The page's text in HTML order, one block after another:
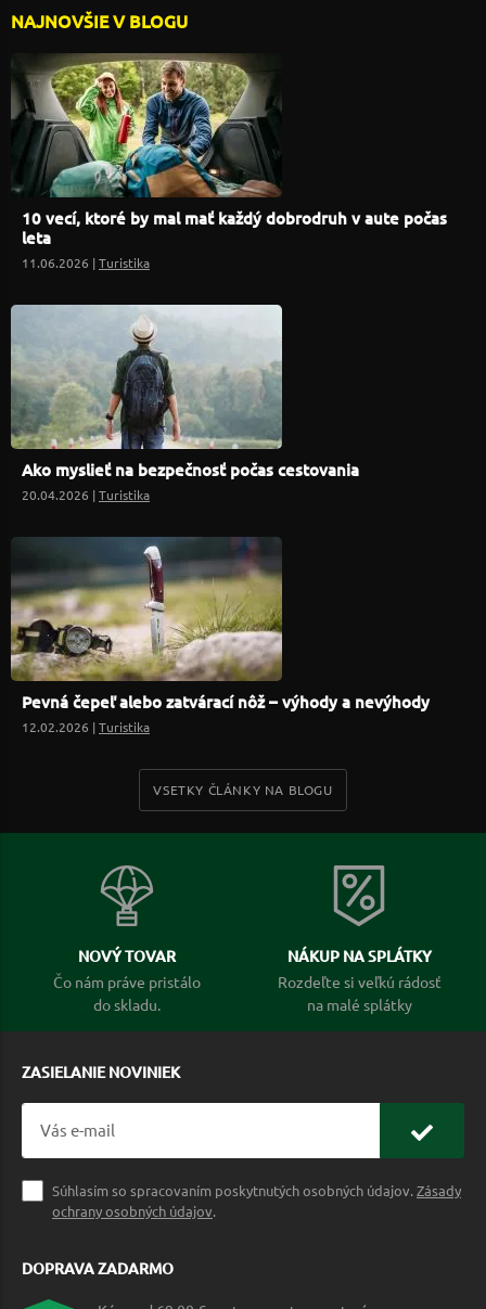
NAJNOVŠIE V BLOGU
10 vecí, ktoré by mal mať každý dobrodruh v aute počas
leta
11.06.2026 |Turistika
Ako myslieť na bezpečnosť počas cestovania
20.04.2026 |Turistika
Pevná čepeľ alebo zatvárací nôž – výhody a nevýhody
12.02.2026 |Turistika
VSETKY ČLÁNKY NA BLOGU
NOVÝ TOVAR
Čo nám práve pristálo
do skladu.
NÁKUP NA SPLÁTKY
Rozdeľte si veľkú rádosť
na malé splátky
ZASIELANIE NOVINIEK
Súhlasím so spracovaním poskytnutých osobných údajov.Zásady
ochrany osobných údajov.
DOPRAVA ZADARMO